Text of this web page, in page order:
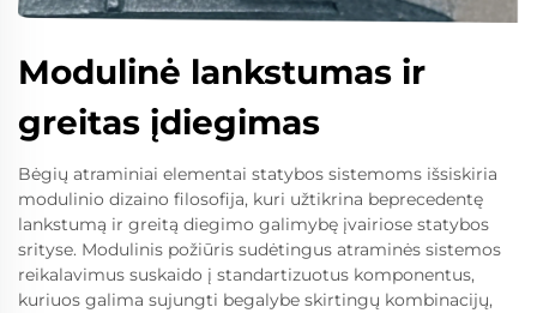
Modulinė lankstumas ir
greitas įdiegimas
Bėgių atraminiai elementai statybos sistemoms išsiskiria
modulinio dizaino filosofija, kuri užtikrina beprecedentę
lankstumą ir greitą diegimo galimybę įvairiose statybos
srityse. Modulinis požiūris sudėtingus atraminės sistemos
reikalavimus suskaido į standartizuotus komponentus,
kuriuos galima sujungti begalybe skirtingų kombinacijų,